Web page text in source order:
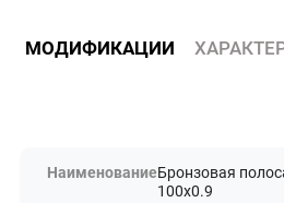
МОДИФИКАЦИИ
Бронзовая
100х0.9